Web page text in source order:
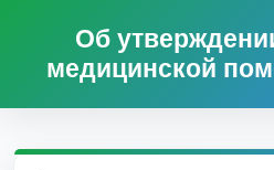
Об
медицинской